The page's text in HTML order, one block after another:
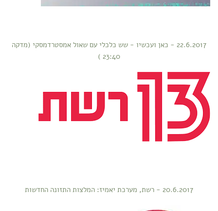
22.6.2017 - כאן ועכשיו - שש כלכלי עם שאול אמסטרדמסקי (מדקה
23:40 )
20.6.2017 - רשת, מערכת יאמיז: המלצות התזונה החדשות